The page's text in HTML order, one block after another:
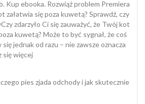
Kup ebooka. Rozwiąż problem Premiera
załatwia się poza kuwetą? Sprawdź, czy
zdarzyło Ci się zauważyć, że Twój kot
kuwetą? Może to być sygnał, że coś
jednak od razu – nie zawsze oznacza
się więcej:
się
pies zjada odchody i jak skutecznie